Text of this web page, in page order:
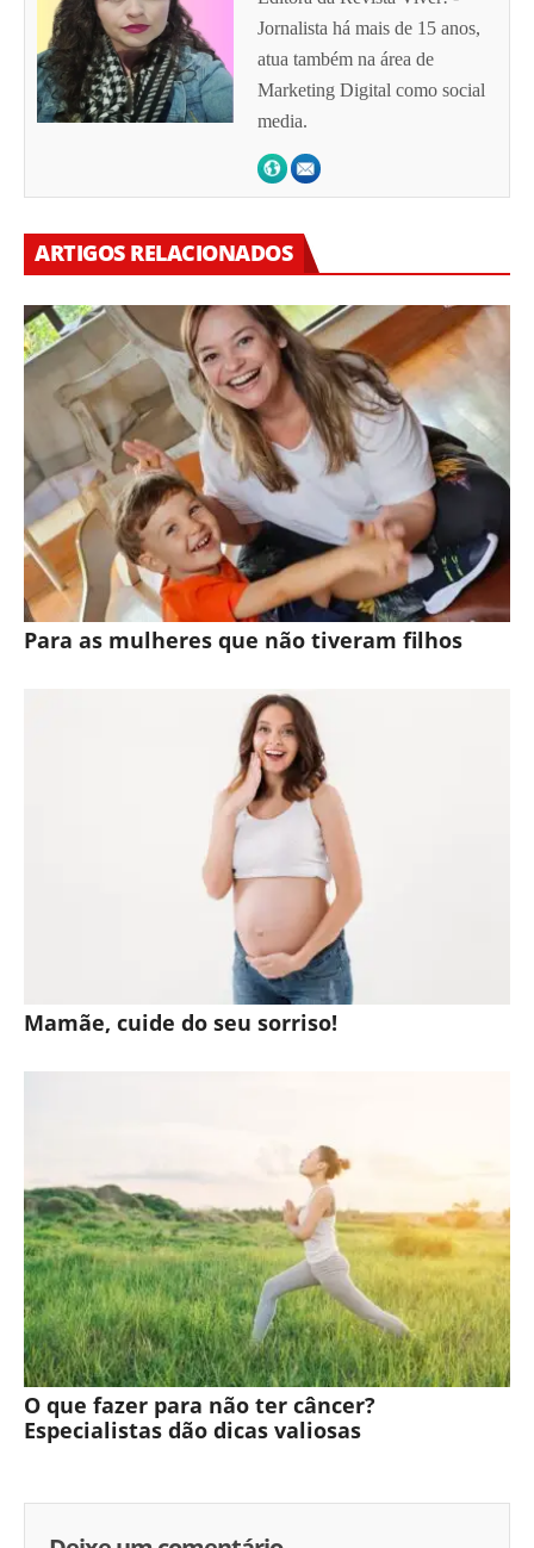
Jornalista há mais de 15 anos,
atua também na área de
Marketing Digital como social
media.
ARTIGOS RELACIONADOS
Para as mulheres que não tiveram filhos
Mamãe, cuide do seu sorriso!
O que fazer para não ter câncer?
Especialistas dão dicas valiosas